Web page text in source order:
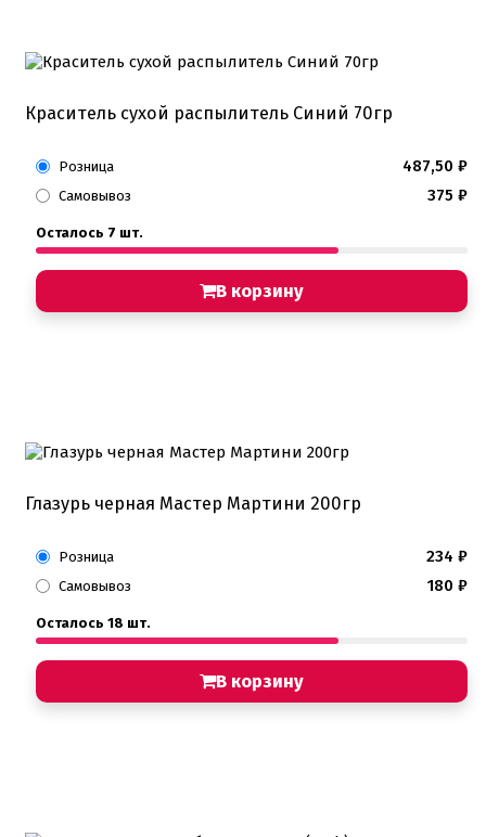
Краситель сухой распылитель Синий 70гр
Розница 487,50 ₽
Самовывоз 375 ₽
Осталось 7 шт.
В корзину
Глазурь черная Мастер Мартини 200гр
Розница 234 ₽
Самовывоз 180 ₽
Осталось 18 шт.
В корзину